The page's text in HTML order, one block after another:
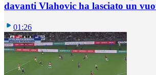
davanti Vlahovic ha lasciato un
01:26